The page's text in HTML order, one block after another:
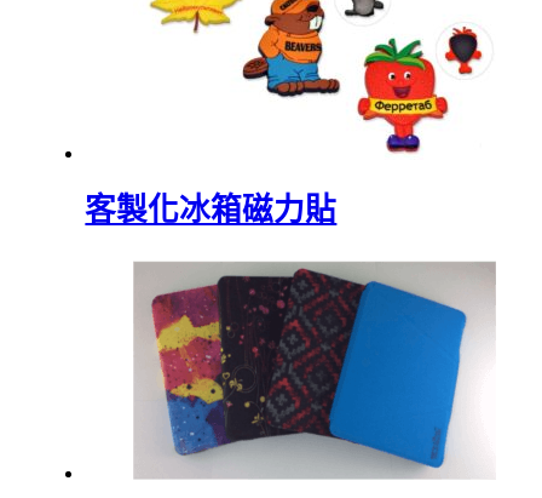
客製化冰箱磁力貼